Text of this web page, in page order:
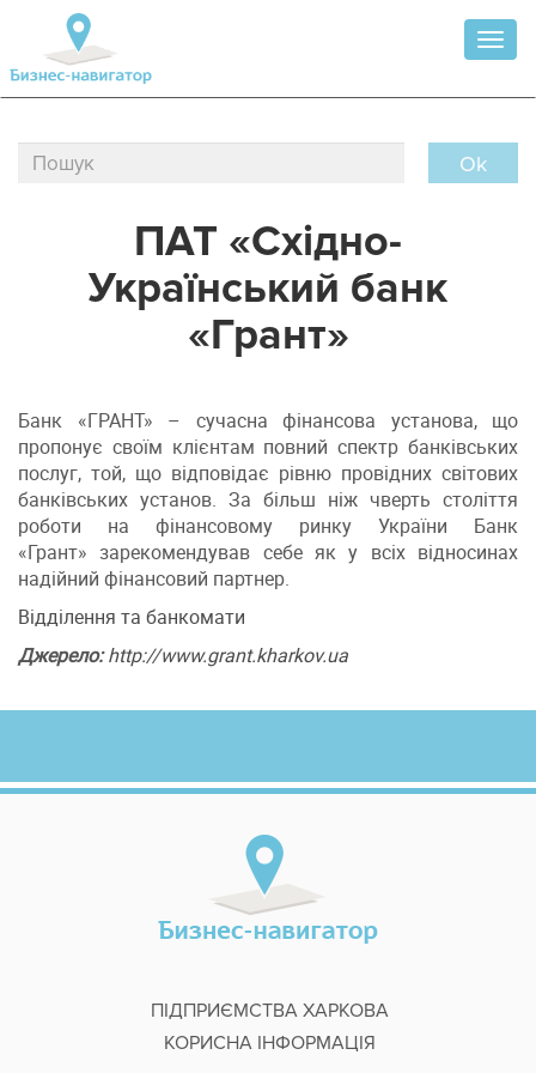
Ok
ПАТ «Східно-
Український банк
«Грант»
Банк «ГРАНТ» – сучасна фінансова установа, що
пропонує своїм клієнтам повний спектр банківських
послуг, той, що відповідає рівню провідних світових
банківських установ. За більш ніж чверть століття
роботи на фінансовому ринку України Банк
«Грант» зарекомендував себе як у всіх відносинах
надійний фінансовий партнер.
Відділення та банкомати
Джерело: http://www.grant.kharkov.ua
ПІДПРИЄМСТВА ХАРКОВА
КОРИСНА ІНФОРМАЦІЯ